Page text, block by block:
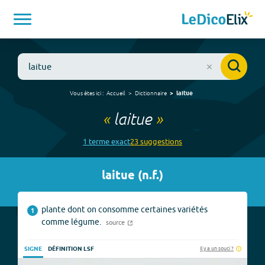
Vous êtes ici : Accueil Dictionnaire laitue
« laitue»
1 termeexact23suggestions
laitue (n.f.)
1
plante dont on consomme certaines variétés
comme légume.
source
SIGNE DÉFINITION LSF Il y a un souci ?